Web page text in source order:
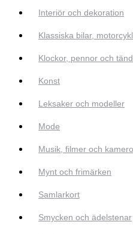
Interiör och dekoration
Klassiska bilar,
Klockor, pennor och
Konst
Leksaker och modeller
Mode
Musik, filmer och
Mynt och frimärken
Samlarkort
Smycken och ädelstenar